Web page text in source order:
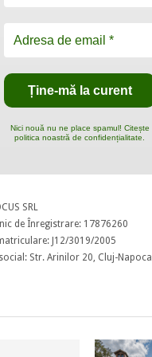
Nici nouă nu ne place spamul! Citește
politica noastră de confidențialitate.
SRL
de Înregistrare: 17876260
J12/3019/2005
Str. Arinilor 20, Cluj-Napoca